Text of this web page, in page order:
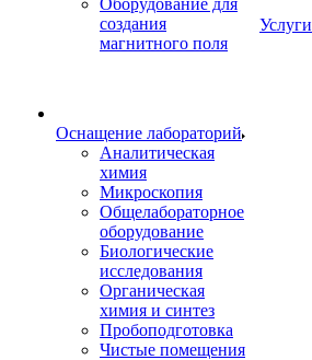
Оборудование для
создания
магнитного поля
Оснащение лабораторий
Аналитическая
химия
Микроскопия
Общелабораторное
оборудование
Биологические
исследования
Органическая
химия и синтез
Пробоподготовка
Чистые помещения
Услуги